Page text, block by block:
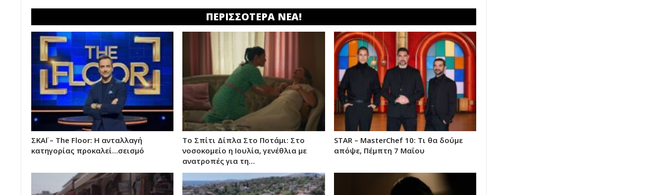
ΠΕΡΙΣΣΟΤΕΡΑ ΝΕΑ!
ΣΚΑΪ – The Floor: Η ανταλλαγή
κατηγορίας προκαλεί…σεισμό
Το Σπίτι Δίπλα Στο Ποτάμι: Στο
νοσοκομείο η Ιουλία, γενέθλια με
ανατροπές για τη…
STAR – MasterChef 10: Τι θα δούμε
απόψε, Πέμπτη 7 Μαΐου